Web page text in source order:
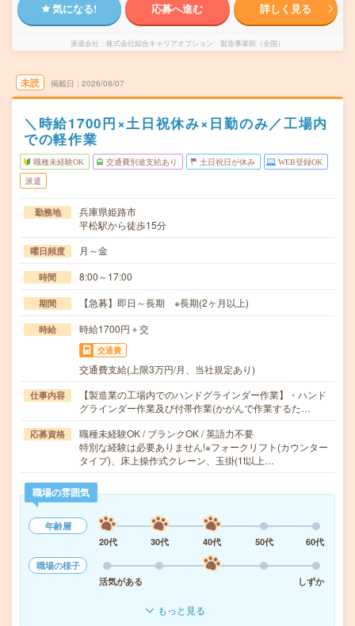
気になる! 応募へ進む 詳しく見る
派遣会社 株式会社綜合キャリアオプション 製造事業部（全国）
未読 掲載日 2026/08/07
＼時給1700円×土日祝休み×日勤のみ／工場内
での軽作業
職種未経験OK 交通費別途支給あり 土日祝日が休み WEB登録OK
派遣
勤務地
兵庫県姫路市
平松駅から徒歩15分
曜日頻度 月～金
時間 8:00～17:00
期間 【急募】即日～長期 ※長期(2ヶ月以上)
時給 時給1700円＋交
交通費
交通費支給(上限3万円/月、当社規定あり)
仕事内容
【製造業の工場内でのハンドグラインダー作業】・ハンド
グラインダー作業及び付帯作業(かがんで作業するた…
応募資格
職種未経験OK / ブランクOK / 英語力不要
特別な経験は必要ありません!※フォークリフト(カウンター
タイプ)、床上操作式クレーン、玉掛(1t以上…
職場の雰囲気
年齢層
20代
30代 40代 50代
60代
職場の様子
活気がある
しずか
もっと見る